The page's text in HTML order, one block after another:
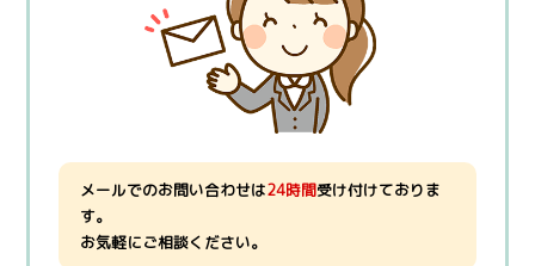
メールでのお問い合わせは24時間受け付けておりま
す。
お気軽にご相談ください。